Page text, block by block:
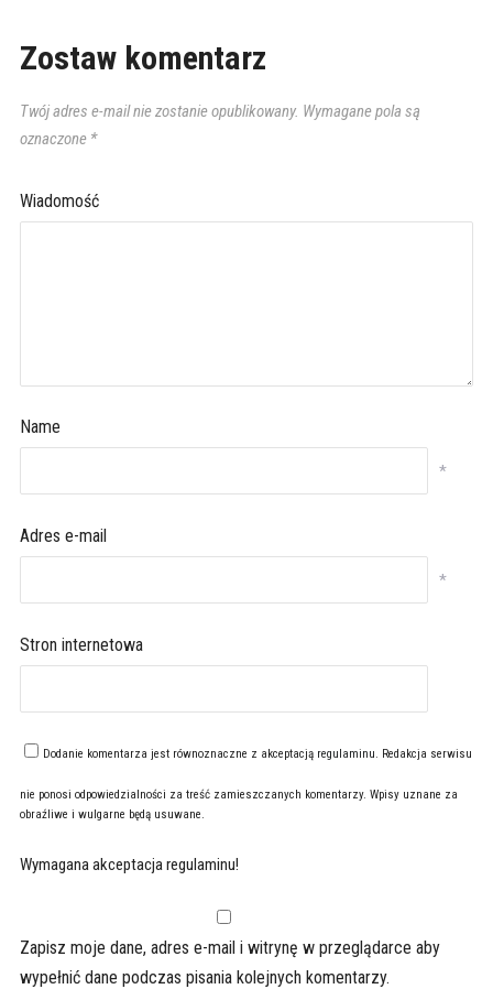
Zostaw komentarz
Twój adres e-mail nie zostanie opublikowany. Wymagane pola są
oznaczone *
Wiadomość
Name
*
Adres e-mail
*
Stron internetowa
Dodanie komentarza jest równoznaczne z akceptacją regulaminu. Redakcja serwisu
nie ponosi odpowiedzialności za treść zamieszczanych komentarzy. Wpisy uznane za
obraźliwe i wulgarne będą usuwane.
Wymagana akceptacja regulaminu!
Zapisz moje dane, adres e-mail i witrynę w przeglądarce aby
wypełnić dane podczas pisania kolejnych komentarzy.